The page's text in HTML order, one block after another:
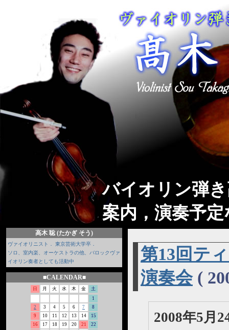
バイオリン弾
案内，演奏予
高木 聡 (たかぎ そう)
ヴァイオリニスト． 東京芸術大学卒．
ソロ、室内楽、オーケストラの他、バロックヴァ
イオリン奏者としても活動中
■CALENDAR■
日 月 火 水 木 金
土
1
2
3 4 5 6 7
8
9
10 11 12 13 14
15
16
17 18 19 20 21
22
第13回テ
演奏会(
2008年5